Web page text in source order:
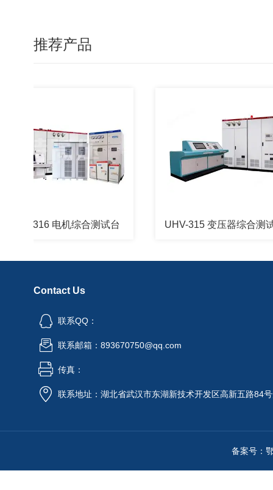
推荐产品
316 电机综合测试台 UHV-315 变压器综合测试台
Contact Us
联系QQ：
联系邮箱：893670750@qq.com
传真：
联系地址：湖北省武汉市东湖新技术开发区高新五路84
备案号：